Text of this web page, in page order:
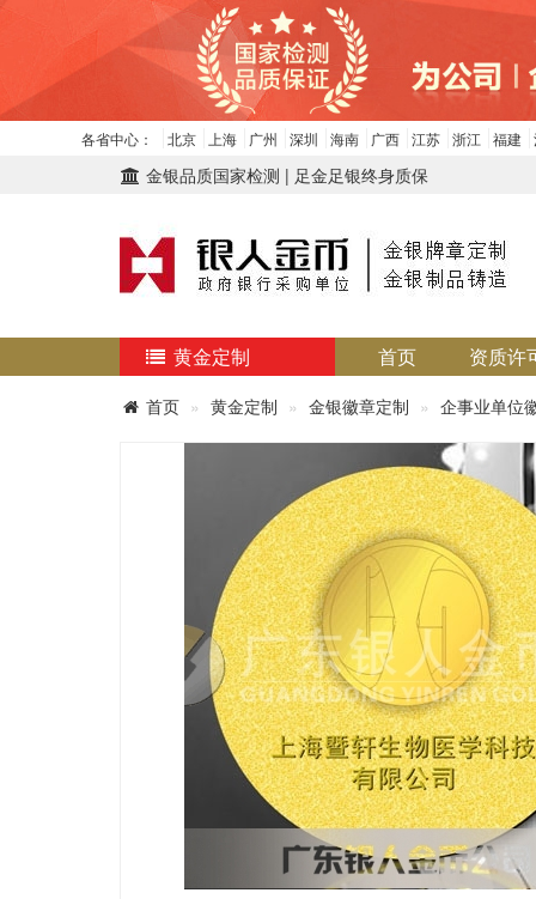
各省中心： 北京 上海 广州 深圳 海南 广西 江苏 浙江 福建
金银品质国家检测 | 足金足银终身质保
黄金定制 首页 资质许
首页 黄金定制 金银徽章定制 企事业单位